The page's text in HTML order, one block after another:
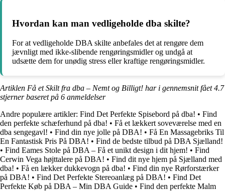
Hvordan kan man vedligeholde dba skilte?
For at vedligeholde DBA skilte anbefales det at rengøre dem
jævnligt med ikke-slibende rengøringsmidler og undgå at
udsætte dem for unødig stress eller kraftige rengøringsmidler.
Artiklen Få et Skilt fra dba – Nemt og Billigt! har i gennemsnit fået4.7
stjerner baseret på 6 anmeldelser
Andre populære artikler: Find Det Perfekte Spisebord på dba! • Find
den perfekte schæferhund på dba! • Få et lækkert soveværelse med en
dba sengegavl! • Find din nye jolle på DBA! • Få En Massagebriks Til
En Fantastisk Pris På DBA! • Find de bedste tilbud på DBA Sjælland!
• Find Eames Stole på DBA – Få et unikt design i dit hjem! • Find
Cerwin Vega højttalere på DBA! • Find dit nye hjem på Sjælland med
dba! • Få en lækker dukkevogn på dba! • Find din nye Rørforstærker
på DBA! • Find Det Perfekte Stereoanlæg på DBA! • Find Det
Perfekte Køb på DBA – Min DBA Guide • Find den perfekte Malm